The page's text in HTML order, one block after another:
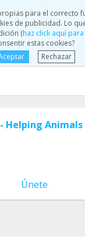
para el correcto
de publicidad. Lo
(haz click aquí
estas cookies?
Rechazar
- Helping
Únete